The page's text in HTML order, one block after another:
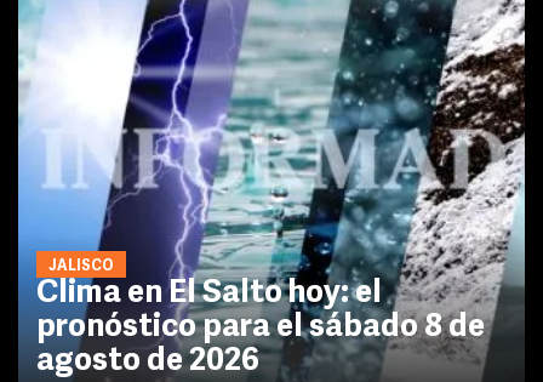
JALISCO
Clima en El Salto hoy: el
pronóstico para el sábado 8 de
agosto de 2026